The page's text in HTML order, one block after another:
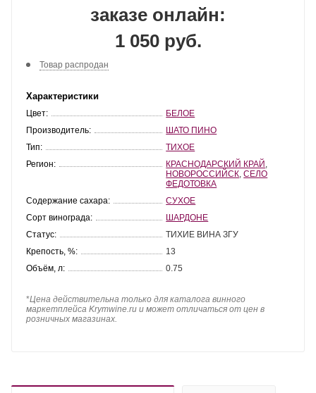
заказе онлайн:
1 050 руб.
Товар распродан
Характеристики
Цвет:
БЕЛОЕ
Производитель:
ШАТО ПИНО
Тип:
ТИХОЕ
Регион:
КРАСНОДАРСКИЙ КРАЙ
НОВОРОССИЙСК ,СЕЛО
ФЕДОТОВКА
Содержание сахара:
СУХОЕ
Сорт винограда:
ШАРДОНЕ
Статус:
ТИХИЕ ВИНА ЗГУ
Крепость, %:
13
Объём, л:
0.75
*Цена действительна только для каталога винного
маркетплейса Krymwine.ru и может отличаться от цен в
розничных магазинах.